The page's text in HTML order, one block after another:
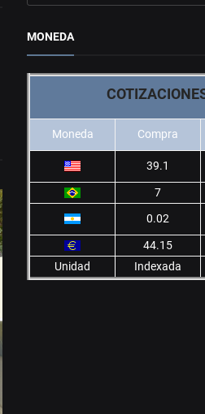
MONEDA
Moneda Compra
39.1
7
0.02
44.15
Unidad
Indexada